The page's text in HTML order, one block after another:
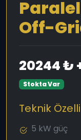
Off-
20244 ₺
Stokta Var
Teknik
5 kW güç